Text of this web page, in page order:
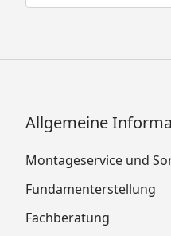
Allgemeine
Montageservice und
Fundamenterstellung
Fachberatung